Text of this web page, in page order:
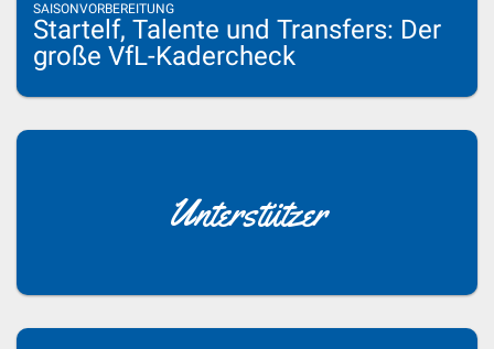
SAISONVORBEREITUNG
Startelf, Talente und Transfers: Der
große VfL-Kadercheck
Unterstützer